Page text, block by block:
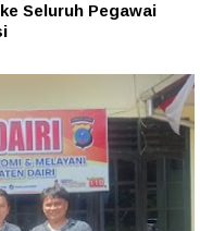
Seluruh Pegawai